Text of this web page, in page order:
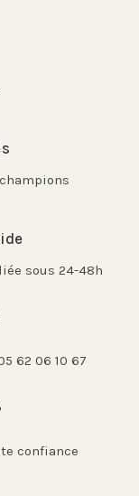
sous 24-48h
62 06 10 67
confiance